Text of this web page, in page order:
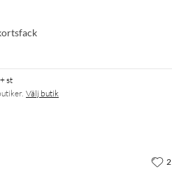
st
Välj butik
2